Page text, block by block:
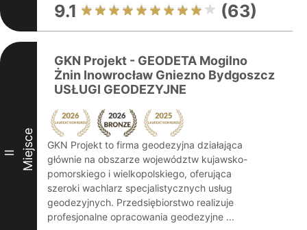
9.1 (63)
II Miejsce
GKN Projekt - GEODETA Mogilno
Żnin Inowrocław Gniezno Bydgoszcz
USŁUGI GEODEZYJNE
GKN Projekt to firma geodezyjna działająca
głównie na obszarze województw kujawsko-
pomorskiego i wielkopolskiego, oferująca
szeroki wachlarz specjalistycznych usług
geodezyjnych. Przedsiębiorstwo realizuje
profesjonalne opracowania geodezyjne ...